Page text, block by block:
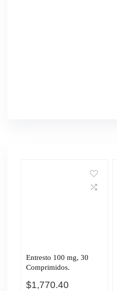
Entresto 100 mg, 30
Comprimidos.
$1,770.40